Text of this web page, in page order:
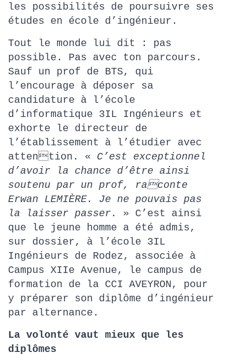
les possibilités de poursuivre ses
études en école d’ingénieur.
Tout le monde lui dit : pas
possible. Pas avec ton parcours.
Sauf un prof de BTS, qui
l’encourage à déposer sa
candidature à l’école
d’informatique 3IL Ingénieurs et
exhorte le directeur de
l’établissement à l’étudier avec
attention. « C’est exceptionnel
d’avoir la chance d’être ainsi
soutenu par un prof, raconte
Erwan LEMIÈRE. Je ne pouvais pas
la laisser passer. » C’est ainsi
que le jeune homme a été admis,
sur dossier, à l’école 3IL
Ingénieurs de Rodez, associée à
Campus XIIe Avenue, le campus de
formation de la CCI AVEYRON, pour
y préparer son diplôme d’ingénieur
par alternance.
La volonté vaut mieux que les
diplômes